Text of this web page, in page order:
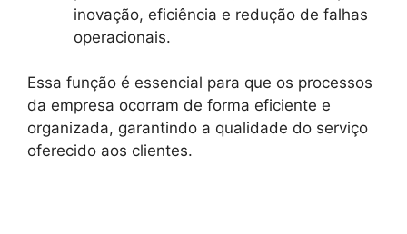
inovação, eficiência e redução de falhas
operacionais.
Essa função é essencial para que os processos
da empresa ocorram de forma eficiente e
organizada, garantindo a qualidade do serviço
oferecido aos clientes.